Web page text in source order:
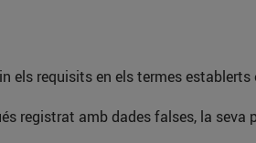
requisits en els termes establerts
registrat amb dades falses, la